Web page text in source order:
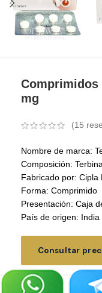
Comprimidos
mg
(15
Nombre de marca:
Composición:
Fabricado por: Cipla
Forma: Comprimido
Presentación: Caja
País de origen: India
Consultar